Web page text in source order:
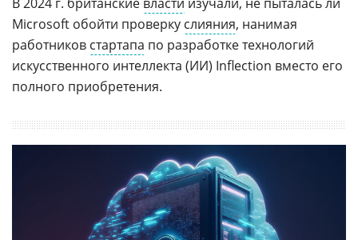
Microsoft обойти проверку слияния, нанимая
работников стартапа по разработке технологий
искусственного интеллекта (ИИ) Inflection вместо его
полного приобретения.